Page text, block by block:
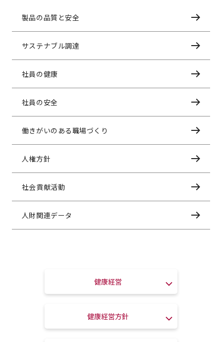
製品の品質と安全
サステナブル調達
社員の健康
社員の安全
働きがいのある職場づくり
人権方針
社会貢献活動
人財関連データ
健康経営
健康経営方針